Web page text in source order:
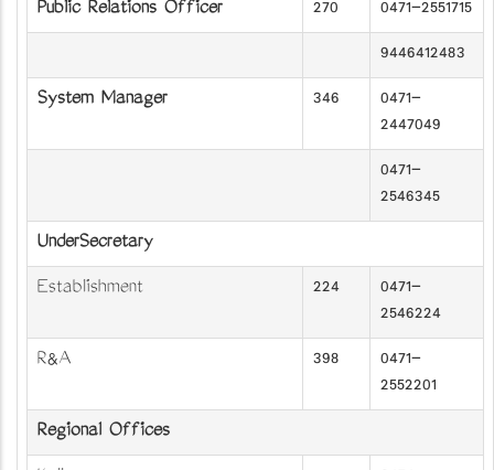
Public Relations Officer 270
0471-2551715
9446412483
System Manager
346
0471-
2447049
0471-
2546345
UnderSecretary
Establishment
224
0471-
2546224
R&A
398
0471-
2552201
Regional Offices